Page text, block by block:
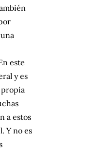
este
y es
a estos
Y no es